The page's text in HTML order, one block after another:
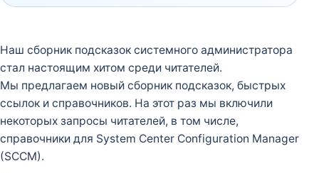
Наш сборник подсказок системного администратора
стал настоящим хитом среди читателей.
Мы предлагаем новый сборник подсказок, быстрых
ссылок и справочников. На этот раз мы включили
некоторых запросы читателей, в том числе,
справочники для System Center Configuration Manager
(SCCM).